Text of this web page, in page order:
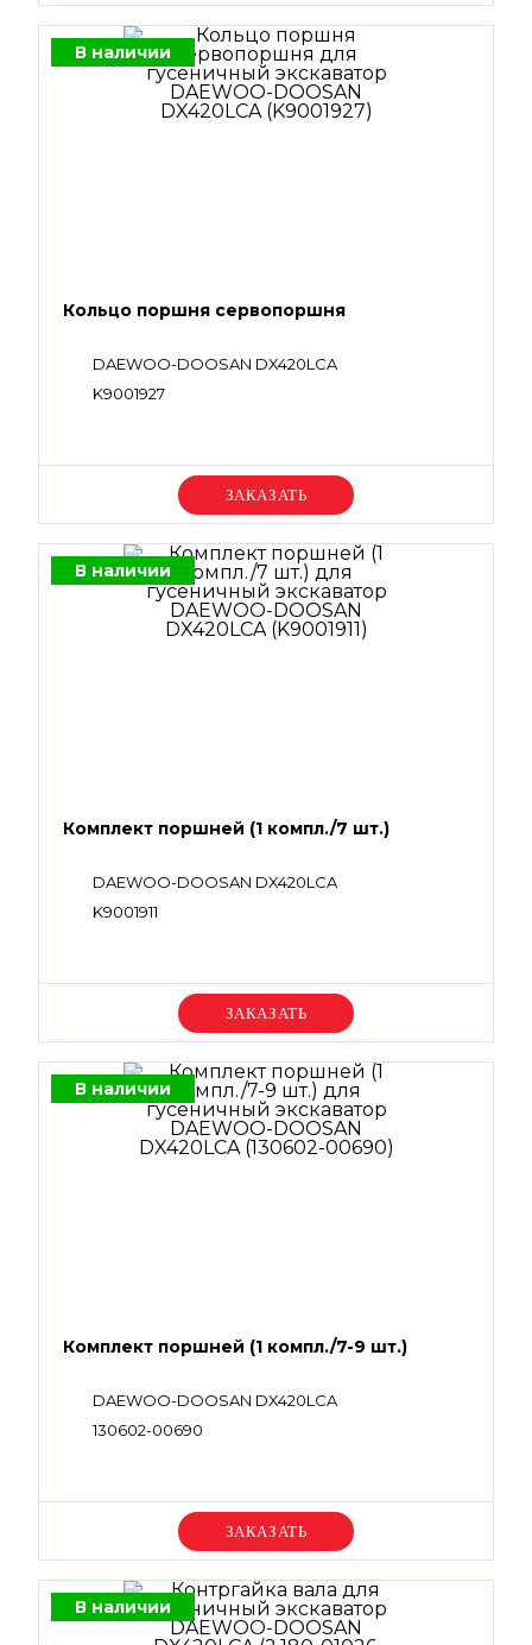
В наличии
Кольцо поршня сервопоршня
DAEWOO-DOOSAN DX420LCA
K9001927
Уточняйте цену
В наличии
Комплект поршней (1 компл./7 шт.)
DAEWOO-DOOSAN DX420LCA
K9001911
Уточняйте цену
В наличии
Комплект поршней (1 компл./7-9 шт.)
DAEWOO-DOOSAN DX420LCA
130602-00690
Уточняйте цену
В наличии